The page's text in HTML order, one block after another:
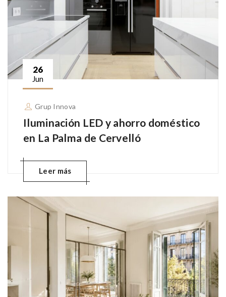
26
Jun
Grup Innova
Iluminación LED y ahorro doméstico
en La Palma de Cervelló
Leer más